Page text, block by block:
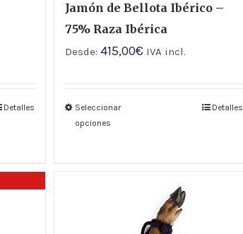
Detalles
Jamón de Bellota Ibérico –
75% Raza Ibérica
Desde:415,00€ IVA incl.
Seleccionar
opciones
Detalles